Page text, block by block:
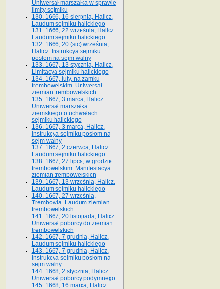
Uniwersał marszałka w sprawie
limity sejmiku
130. 1666, 16 sierpnia, Halicz.
Laudum sejmiku halickiego
131. 1666, 22 września, Halicz.
Laudum sejmiku halickiego
132. 1666, 20 (sic) września,
Halicz. Instrukcya sejmiku
posłom na sejm walny
133. 1667, 13 stycznia, Halicz.
Limitacya sejmiku halickiego
134. 1667, luty, na zamku
trembowelskim. Uniwersał
ziemian trembowelskich
135. 1667, 3 marca, Halicz.
Uniwersał marszałka
ziemskiego o uchwałach
sejmiku halickiego
136. 1667, 3 marca, Halicz.
Instrukcya sejmiku posłom na
sejm walny
137. 1667, 2 czerwca, Halicz.
Laudum sejmiku halickiego
138. 1667, 27 lipca, w grodzie
trembowelskim. Manifestacya
ziemian trembowelskich
139. 1667, 13 września, Halicz.
Laudum sejmiku halickiego
140. 1667, 27 września,
Trembowla. Laudum ziemian
trembowelskich
141. 1667, 20 listopada, Halicz.
Uniwersał poborcy do ziemian
trembowelskich
142. 1667, 7 grudnia, Halicz.
Laudum sejmiku halickiego
143. 1667, 7 grudnia, Halicz.
Instrukcya sejmiku posłom na
sejm walny
144. 1668, 2 stycznia, Halicz.
Uniwersał poborcy podymnego.
145. 1668, 16 marca, Halicz.